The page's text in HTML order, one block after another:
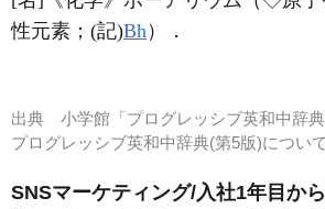
性元素； (記)Bh） ．
出典 小学館「プログレッシブ英和中辞典
プログレッシブ英和中辞典(第5版)につ
SNSマーケティング/入社1年目か